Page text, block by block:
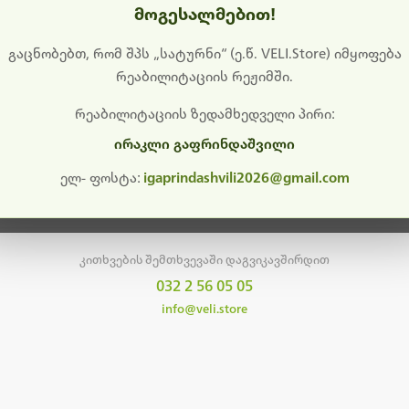
გიხდით შეფერხებისთვის. ამჟამად მიმდინარეობს
განახლება და ტექნიკური სამუშაოები.
მალე ისევ ხელმისაწვდომი იქნება. გმადლობთ მოთმინებისთვის!
მთავარ გვერდზე დაბრუნება
კითხვების შემთხვევაში დაგვიკავშირდით
032 2 56 05 05
info@veli.store
მოგესალმებით!
გაცნობებთ, რომ შპს „სატურნი“ (ე.წ. VELI.Store) იმყოფება
რეაბილიტაციის რეჟიმში.
რეაბილიტაციის ზედამხედველი პირი:
ირაკლი გაფრინდაშვილი
ელ- ფოსტა: igaprindashvili2026@gmail.com